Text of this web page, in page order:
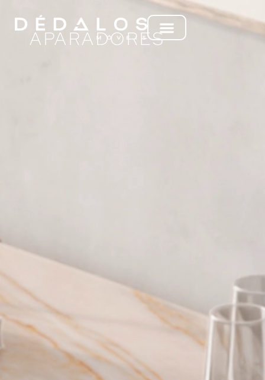
APARADORES